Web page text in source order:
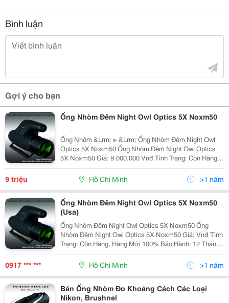
Bình luận
Gợi ý cho bạn
Ống Nhòm Đêm Night Owl Optics 5X Noxm50
Ống Nhòm &Lrm; ≫ &Lrm; Ống Nhòm Đêm Night Owl
Optics 5X Noxm50 Ống Nhòm Đêm Night Owl Optics
5X Noxm50 Giá: 9.000.000 Vnđ Tình Trạng: Còn Hàng,
Hàng Mới 100% Bảo Hành: 12 Tháng-Hàng Chính Hãng
9 triệu Hồ Chí Minh >1 năm
Ống Nhòm Đêm Night Owl Optics 5X Noxm50
(Usa)
Ống Nhòm Đêm Night Owl Optics 5X Noxm50 Ống
Nhòm Đêm Night Owl Optics 5X Noxm50 Giá: Vnđ Tình
Trạng: Còn Hàng, Hàng Mới 100% Bảo Hành: 12 Tháng-
Hàng Chính Hãng Night Owl Optics (Mỹ) Xuất Xứ: Nga (
0917 *** *** Hồ Chí Minh >1 năm
Bán Ống Nhòm Đo Khoảng Cách Các Loại
Nikon, Brushnel